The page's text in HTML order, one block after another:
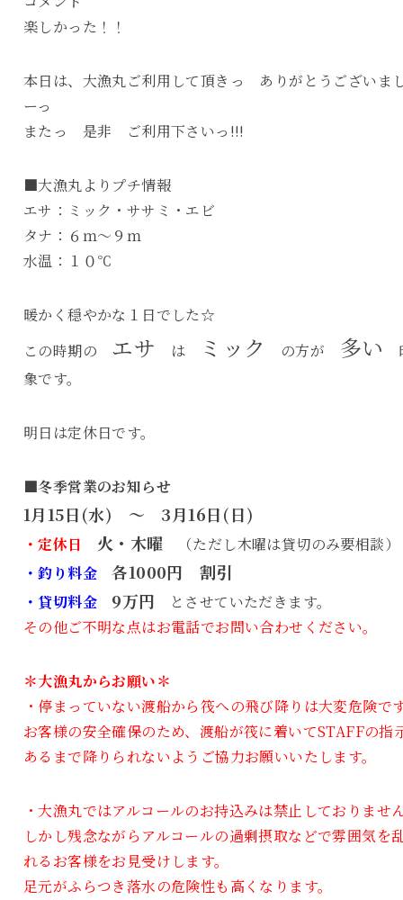
楽しかった！！
本日は、大漁丸ご利用して頂きっ ありがとうございま
ーっ
またっ 是非 ご利用下さいっ!!!
■大漁丸よりプチ情報
エサ：ミック・ササミ・エビ
タナ：６ｍ～９ｍ
水温：１０℃
暖かく穏やかな１日でした☆
この時期の エサ は ミック の方が 多い
象です。
明日は定休日です。
■冬季営業のお知らせ
1月15日(水) ～ 3月16日(日)
・定休日 火・木曜 （ただし木曜は貸切のみ要相談）
・釣り料金
各1000円 割引
・貸切料金 9万円 とさせていただきます。
その他ご不明な点はお電話でお問い合わせください。
＊大漁丸からお願い＊
・停まっていない渡船から筏への飛び降りは大変危険で
お客様の安全確保のため、渡船が筏に着いてSTAFFの指
あるまで降りられないようご協力お願いいたします。
・大漁丸ではアルコールのお持込みは禁止しておりませ
しかし残念ながらアルコールの過剰摂取などで雰囲気を
れるお客様をお見受けします。
足元がふらつき落水の危険性も高くなります。